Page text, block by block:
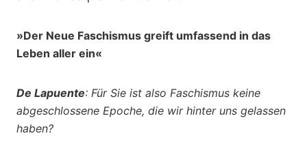
»Der Neue Faschismus greift umfassend in das
Leben aller ein«
De Lapuente: Für Sie ist also Faschismus keine
abgeschlossene Epoche, die wir hinter uns gelassen
haben?